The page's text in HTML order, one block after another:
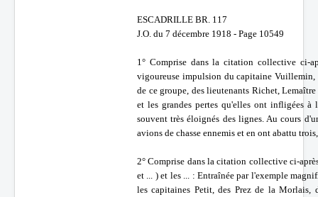
ESCADRILLE BR. 117
J.O. du 7 décembre 1918 - Page 10549
1° Comprise dans la citation collective ci-
vigoureuse impulsion du capitaine Vuillemin,
de ce groupe, des lieutenants Richet,
et les grandes pertes qu'elles ont infligées
souvent très éloignés des lignes. Au cours
avions de chasse ennemis et en ont abattu
2° Comprise dans la citation collective ci-
et ... ) et les ... : Entraînée par l'exemple
les capitaines Petit, des Prez de la Morlais,